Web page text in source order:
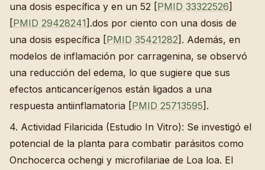
una dosis específica y en un 52 [PMID 33322526]
[PMID 29428241].dos por ciento con una dosis de
una dosis específica [PMID 35421282]. Además, en
modelos de inflamación por carragenina, se observó
una reducción del edema, lo que sugiere que sus
efectos anticancerígenos están ligados a una
respuesta antiinflamatoria [PMID 25713595].
4. Actividad Filaricida (Estudio In Vitro): Se investigó el
potencial de la planta para combatir parásitos como
Onchocerca ochengi y microfilariae de Loa loa. El